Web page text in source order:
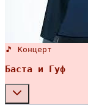
🎵 Концерт
Баста и Гуф